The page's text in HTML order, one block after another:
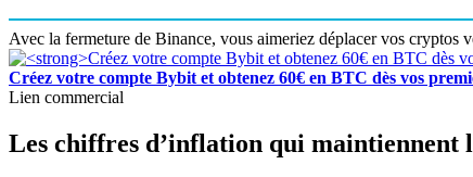
Avec la fermeture de Binance, vous aimeriez déplacer vos cryptos
Créez votre compte Bybit et obtenez 60€ en BTC dès vos
Lien commercial
Les chiffres d’inflation qui maintiennent